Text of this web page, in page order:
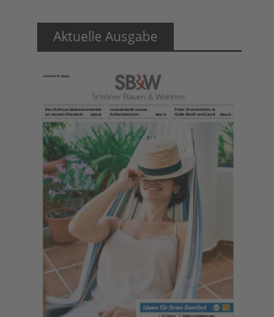
Aktuelle Ausgabe